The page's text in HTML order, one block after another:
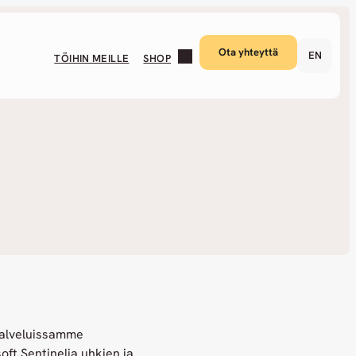
TÖIHIN MEILLE SHOP Ota yhteyttä EN